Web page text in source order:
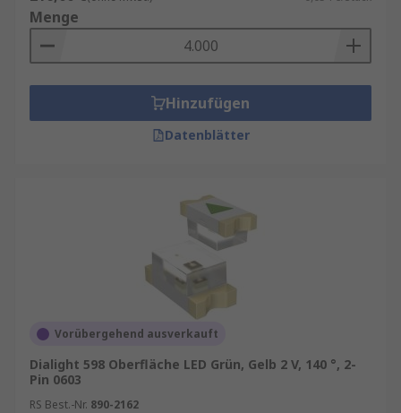
Menge
Hinzufügen
Datenblätter
Vorübergehend ausverkauft
Dialight 598 Oberfläche LED Grün, Gelb 2 V, 140 °, 2-
Pin 0603
RS Best.-Nr. 890-2162